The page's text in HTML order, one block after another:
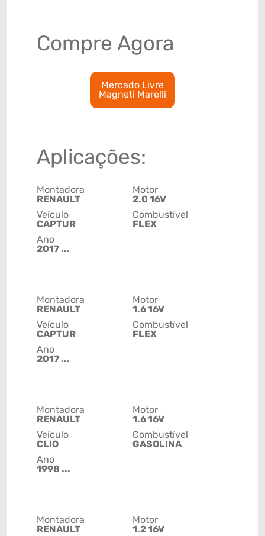
Compre Agora
Mercado Livre
Magneti Marelli
Aplicações:
Montadora
RENAULT
Veículo
CAPTUR
Ano
2017 ...
Motor
2.0 16V
Combustível
FLEX
Montadora
RENAULT
Veículo
CAPTUR
Ano
2017 ...
Motor
1.6 16V
Combustível
FLEX
Montadora
RENAULT
Veículo
CLIO
Ano
1998 ...
Motor
1.6 16V
Combustível
GASOLINA
Montadora
RENAULT
Motor
1.2 16V